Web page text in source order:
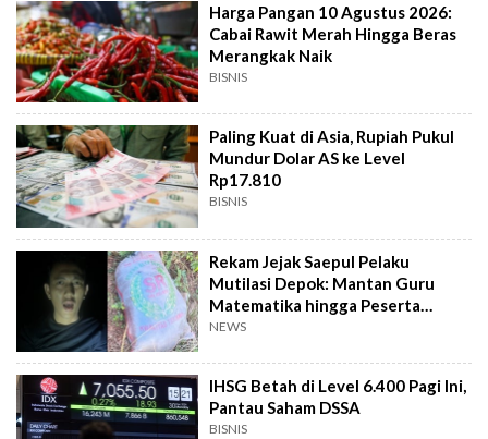
Harga Pangan 10 Agustus 2026:
Cabai Rawit Merah Hingga Beras
Merangkak Naik
BISNIS
Paling Kuat di Asia, Rupiah Pukul
Mundur Dolar AS ke Level
Rp17.810
BISNIS
Rekam Jejak Saepul Pelaku
Mutilasi Depok: Mantan Guru
Matematika hingga Peserta
Dangdut TV
NEWS
IHSG Betah di Level 6.400 Pagi Ini,
Pantau Saham DSSA
BISNIS